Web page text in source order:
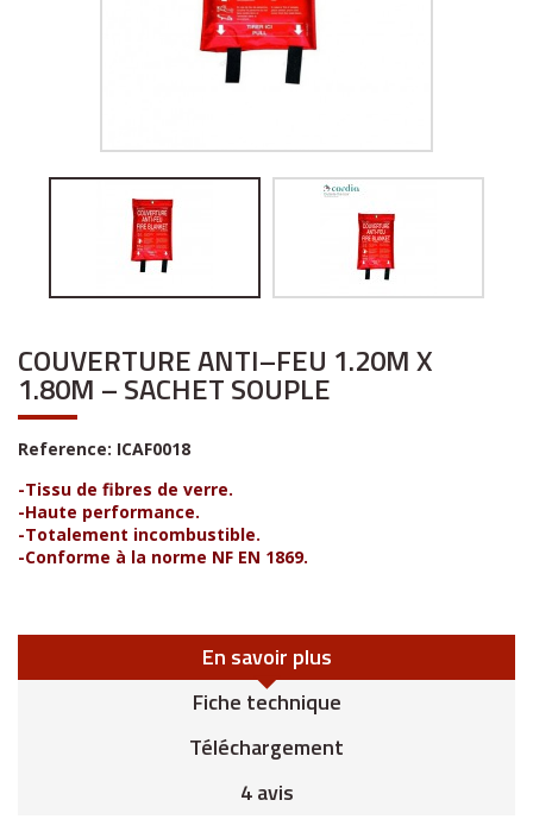
COUVERTURE ANTI–FEU 1.20M X
1.80M – SACHET SOUPLE
Reference: ICAF0018
-Tissu de fibres de verre.
-Haute performance.
-Totalement incombustible.
-Conforme à la norme NF EN 1869.
En savoir plus
Fiche technique
Téléchargement
4 avis